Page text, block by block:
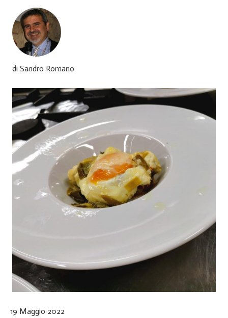
di Sandro Romano
19 Maggio 2022